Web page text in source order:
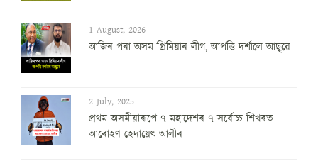
1 August, 2026
আজিৰ পৰা অসম প্ৰিমিয়াৰ লীগ, আপত্তি দৰ্শালে আছুৱে
2 July, 2025
প্ৰথম অসমীয়াৰূপে ৭ মহাদেশৰ ৭ সৰ্বোচ্চ শিখৰত
আৰোহণ হেদায়েৎ আলীৰ